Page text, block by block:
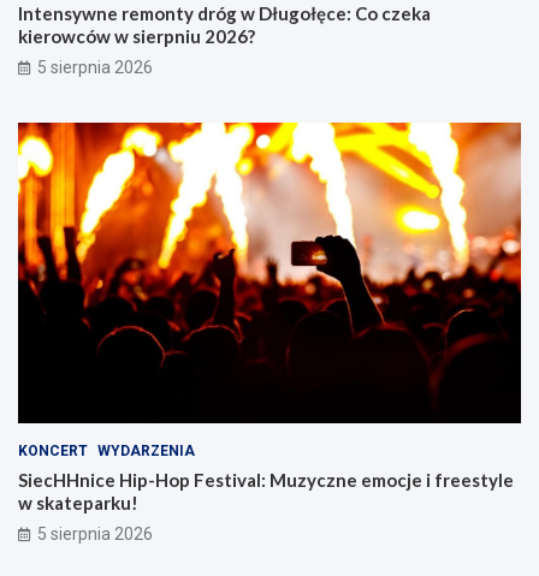
Intensywne remonty dróg w Długołęce: Co czeka
kierowców w sierpniu 2026?
5 sierpnia 2026
KONCERT WYDARZENIA
SiecHHnice Hip-Hop Festival: Muzyczne emocje i freestyle
w skateparku!
5 sierpnia 2026